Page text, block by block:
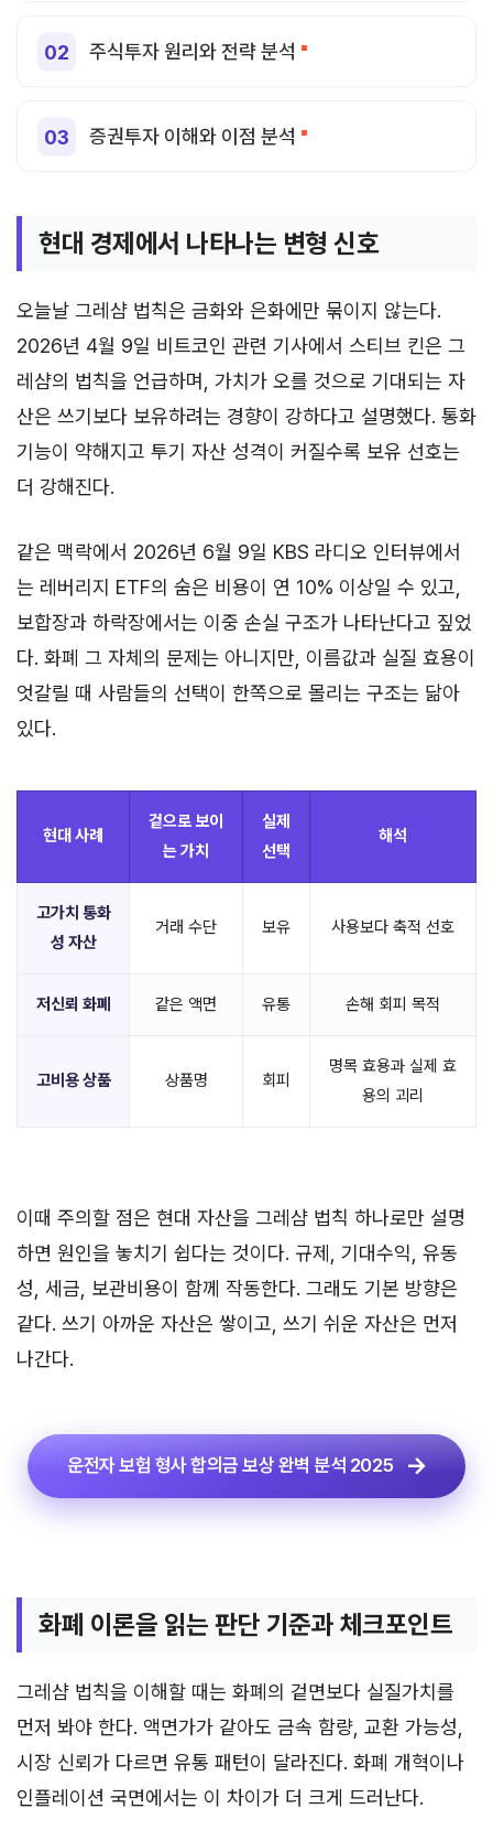
주식투자 원리와 전략 분석
증권투자 이해와 이점 분석
현대 경제에서 나타나는 변형 신호
오늘날 그레샴 법칙은 금화와 은화에만 묶이지 않는다.
2026년 4월 9일 비트코인 관련 기사에서 스티브 킨은 그
레샴의 법칙을 언급하며, 가치가 오를 것으로 기대되는 자
산은 쓰기보다 보유하려는 경향이 강하다고 설명했다. 통화
기능이 약해지고 투기 자산 성격이 커질수록 보유 선호는
더 강해진다.
같은 맥락에서 2026년 6월 9일 KBS 라디오 인터뷰에서
는 레버리지 ETF의 숨은 비용이 연 10% 이상일 수 있고,
보합장과 하락장에서는 이중 손실 구조가 나타난다고 짚었
다. 화폐 그 자체의 문제는 아니지만, 이름값과 실질 효용이
엇갈릴 때 사람들의 선택이 한쪽으로 몰리는 구조는 닮아
있다.
현대 사례
겉으로 보이
는 가치
실제
선택
해석
고가치 통화
성 자산
거래 수단 보유 사용보다 축적 선호
저신뢰 화폐 같은 액면 유통 손해 회피 목적
고비용 상품 상품명 회피
명목 효용과 실제 효
용의 괴리
이때 주의할 점은 현대 자산을 그레샴 법칙 하나로만 설명
하면 원인을 놓치기 쉽다는 것이다. 규제, 기대수익, 유동
성, 세금, 보관비용이 함께 작동한다. 그래도 기본 방향은
같다. 쓰기 아까운 자산은 쌓이고, 쓰기 쉬운 자산은 먼저
나간다.
운전자 보험 형사 합의금 보상 완벽 분석 2025
화폐 이론을 읽는 판단 기준과 체크포인트
그레샴 법칙을 이해할 때는 화폐의 겉면보다 실질가치를
먼저 봐야 한다. 액면가가 같아도 금속 함량, 교환 가능성,
시장 신뢰가 다르면 유통 패턴이 달라진다. 화폐 개혁이나
인플레이션 국면에서는 이 차이가 더 크게 드러난다.